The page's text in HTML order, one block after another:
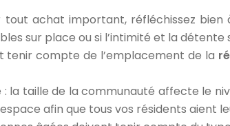
tout achat important, réfléchissez
sur place ou si l’intimité et la
tenir compte de l’emplacement de la
la taille de la communauté affecte le
afin que tous vos résidents